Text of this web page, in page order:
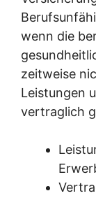
wenn die
zeitweise
Leistungen
vertraglich